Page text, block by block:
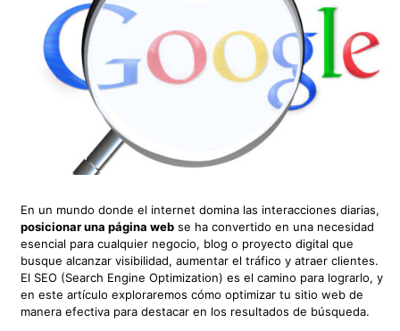
En un mundo donde el internet domina las interacciones diarias,
posicionar una página web se ha convertido en una necesidad
esencial para cualquier negocio, blog o proyecto digital que
busque alcanzar visibilidad, aumentar el tráfico y atraer clientes.
El SEO (Search Engine Optimization) es el camino para lograrlo, y
en este artículo exploraremos cómo optimizar tu sitio web de
manera efectiva para destacar en los resultados de búsqueda.